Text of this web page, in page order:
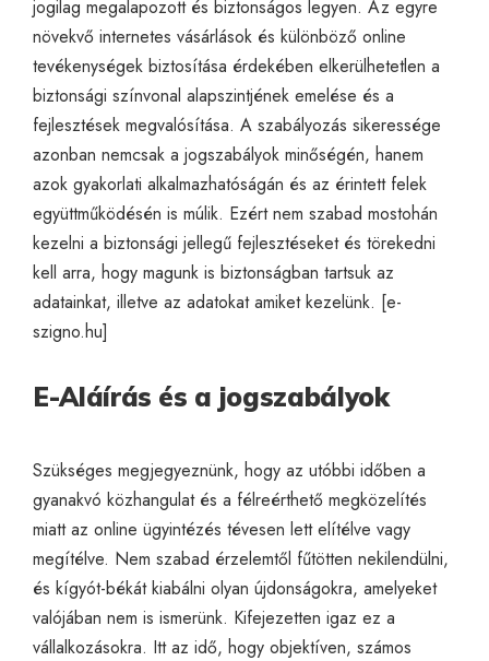
jogilag megalapozott és biztonságos legyen. Az egyre
növekvő internetes vásárlások és különböző online
tevékenységek biztosítása érdekében elkerülhetetlen a
biztonsági színvonal alapszintjének emelése és a
fejlesztések megvalósítása. A szabályozás sikeressége
azonban nemcsak a jogszabályok minőségén, hanem
azok gyakorlati alkalmazhatóságán és az érintett felek
együttműködésén is múlik. Ezért nem szabad mostohán
kezelni a biztonsági jellegű fejlesztéseket és törekedni
kell arra, hogy magunk is biztonságban tartsuk az
adatainkat, illetve az adatokat amiket kezelünk. [e-
szigno.hu]
E-Aláírás és a jogszabályok
Szükséges megjegyeznünk, hogy az utóbbi időben a
gyanakvó közhangulat és a félreérthető megközelítés
miatt az online ügyintézés tévesen lett elítélve vagy
megítélve. Nem szabad érzelemtől fűtötten nekilendülni,
és kígyót-békát kiabálni olyan újdonságokra, amelyeket
valójában nem is ismerünk. Kifejezetten igaz ez a
vállalkozásokra. Itt az idő, hogy objektíven, számos